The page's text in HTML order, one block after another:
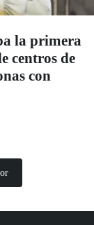
la primera
centros de
con